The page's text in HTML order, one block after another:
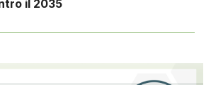
il 2035